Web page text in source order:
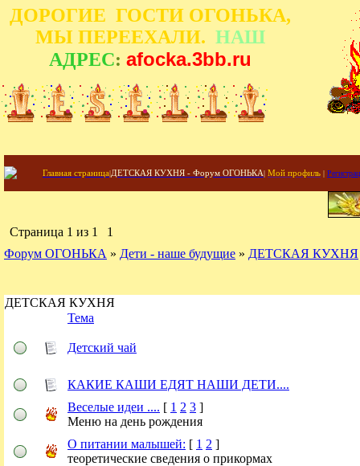
ДОРОГИЕ ГОСТИ ОГОНЬКА,
МЫ ПЕРЕЕХАЛИ. НАШ
АДРЕС: afocka.3bb.ru
Главная страница|ДЕТСКАЯ КУХНЯ - Форум ОГОНЬКА| Мой профиль |
Страница 1 из 1
1
Форум ОГОНЬКА » Дети - наше будущие » ДЕТСКАЯ КУХНЯ
ДЕТСКАЯ КУХНЯ
Тема
Детский чай
КАКИЕ КАШИ ЕДЯТ НАШИ ДЕТИ....
Веселые идеи .... [ 1 2 3 ]
Меню на день рождения
О питании малышей: [ 1 2 ]
теоретические сведения о прикормах